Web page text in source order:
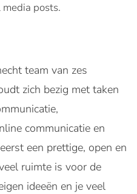
posts.
team van zes
zich bezig met taken
communicatie en
een prettige, open en
ruimte is voor de
ideeën en je veel